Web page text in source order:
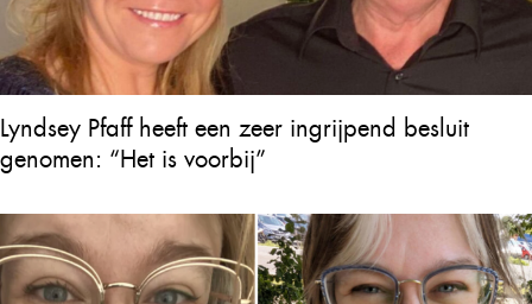
Lyndsey Pfaff heeft een zeer ingrijpend besluit
genomen: “Het is voorbij”